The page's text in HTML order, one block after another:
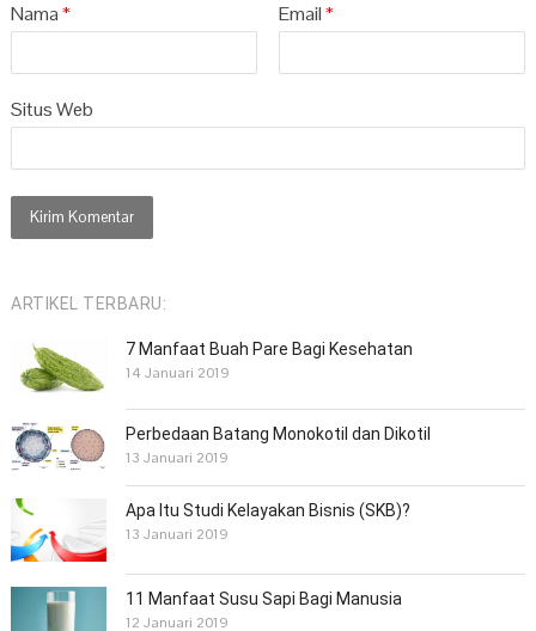
Nama* Email*
Situs Web
ARTIKEL TERBARU:
7 Manfaat Buah Pare Bagi Kesehatan
14 Januari 2019
Perbedaan Batang Monokotil dan Dikotil
13 Januari 2019
Apa Itu Studi Kelayakan Bisnis (SKB)?
13 Januari 2019
11 Manfaat Susu Sapi Bagi Manusia
12 Januari 2019